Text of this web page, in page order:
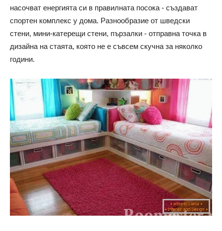
насочват енергията си в правилната посока - създават
спортен комплекс у дома. Разнообразие от шведски
стени, мини-катерещи стени, пързалки - отправна точка в
дизайна на стаята, която не е съвсем скучна за няколко
години.